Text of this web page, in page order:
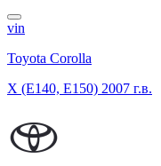
vin
Toyota Corolla
X (E140, E150) 2007 г.в.